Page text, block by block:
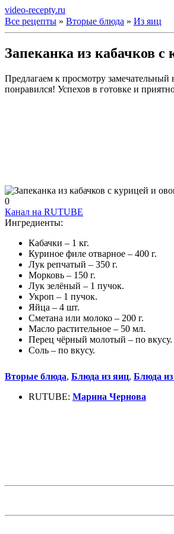
video-recepty.ru
Все рецепты » Вторые блюда » Из яиц
Запеканка из кабачков
Предлагаем к просмотру
понравился! Успехов в готовке и
0
Канал на RUTUBE
Ингредиенты:
Кабачки – 1 кг.
Куриное филе отварное – 400 г.
Лук репчатый – 350 г.
Морковь – 150 г.
Лук зелёный – 1 пучок.
Укроп – 1 пучок.
Яйца – 4 шт.
Сметана или молоко – 200 г.
Масло растительное – 50 мл.
Перец чёрный молотый – по вкусу.
Соль – по вкусу.
Вторые блюда, Блюда из яиц, Блюда
RUTUBE: Марина Чернова